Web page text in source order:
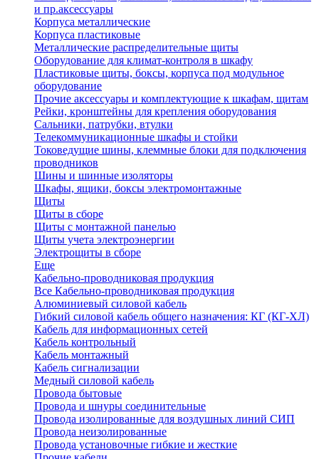
и пр.аксессуары
Корпуса металлические
Корпуса пластиковые
Металлические распределительные щиты
Оборудование для климат-контроля в шкафу
Пластиковые щиты, боксы, корпуса под модульное
оборудование
Прочие аксессуары и комплектующие к шкафам, щитам
Рейки, кронштейны для крепления оборудования
Сальники, патрубки, втулки
Телекоммуникационные шкафы и стойки
Токоведущие шины, клеммные блоки для подключения
проводников
Шины и шинные изоляторы
Шкафы, ящики, боксы электромонтажные
Щиты
Щиты в сборе
Щиты с монтажной панелью
Щиты учета электроэнергии
Электрощиты в сборе
Еще
Кабельно-проводниковая продукция
Все Кабельно-проводниковая продукция
Алюминиевый силовой кабель
Гибкий силовой кабель общего назначения: КГ (КГ-ХЛ)
Кабель для информационных сетей
Кабель контрольный
Кабель монтажный
Кабель сигнализации
Медный силовой кабель
Провода бытовые
Провода и шнуры соединительные
Провода изолированные для воздушных линий СИП
Провода неизолированные
Провода установочные гибкие и жесткие